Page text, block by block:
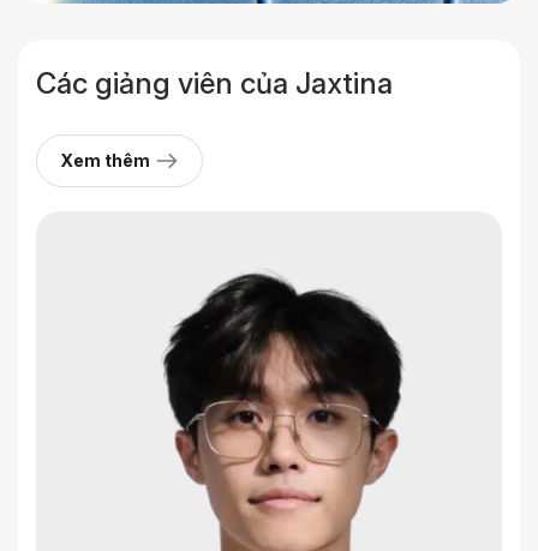
Các giảng viên của Jaxtina
Xem thêm